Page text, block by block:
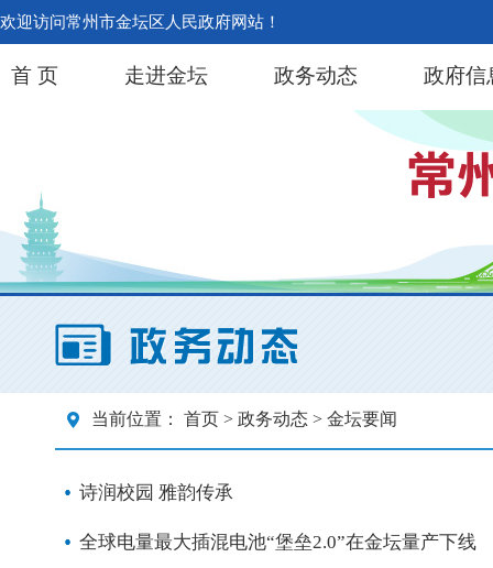
欢迎访问常州市金坛区人民政府网站！
首 页 走进金坛 政务动态 政府信
当前位置： 首页 > 政务动态 > 金坛要闻
诗润校园 雅韵传承
全球电量最大插混电池“堡垒2.0”在金坛量产下线